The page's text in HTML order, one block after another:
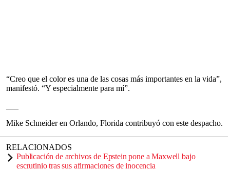
“Creo que el color es una de las cosas más importantes en la vida”,
manifestó. “Y especialmente para mí”.
Mike Schneider en Orlando, Florida contribuyó con este despacho.
RELACIONADOS
Publicación de archivos de Epstein pone a Maxwell bajo
escrutinio tras sus afirmaciones de inocencia